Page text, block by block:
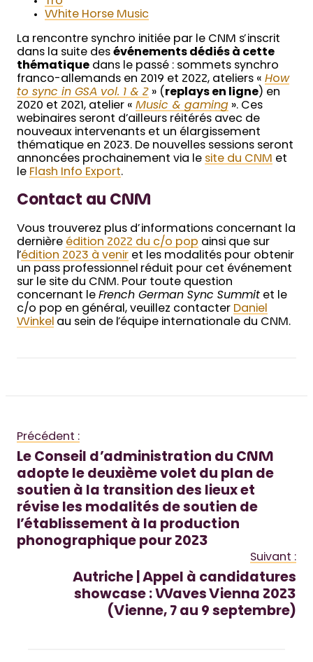
White Horse Music
La rencontre synchro initiée par le CNM s’inscrit
dans la suite des événements dédiés à cette
thématique dans le passé : sommets synchro
franco-allemands en 2019 et 2022, ateliers « How
to sync in GSA vol. 1 & 2 » ( replays en ligne) en
2020 et 2021, atelier « Music & gaming ». Ces
webinaires seront d’ailleurs réitérés avec de
nouveaux intervenants et un élargissement
thématique en 2023. De nouvelles sessions seront
annoncées prochainement via le site du CNM et
le Flash Info Export.
Contact au CNM
Vous trouverez plus d’informations concernant la
dernière édition 2022 du c/o pop ainsi que sur
l’édition 2023 à venir et les modalités pour obtenir
un pass professionnel réduit pour cet événement
sur le site du CNM. Pour toute question
concernant le French German Sync Summit et le
c/o pop en général, veuillez contacter Daniel
Winkel au sein de l’équipe internationale du CNM.
Précédent :
Le Conseil d’administration du CNM
adopte le deuxième volet du plan de
soutien à la transition des lieux et
révise les modalités de soutien de
l’établissement à la production
phonographique pour 2023
Suivant :
Autriche | Appel à candidatures
showcase : Waves Vienna 2023
(Vienne, 7 au 9 septembre)